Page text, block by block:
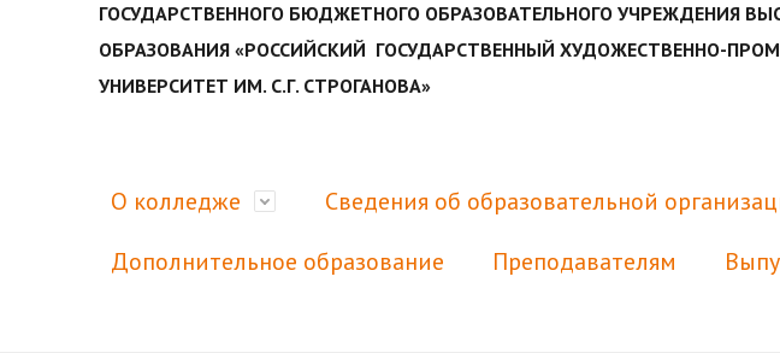
ГОСУДАРСТВЕННОГО БЮДЖЕТНОГО ОБРАЗОВАТЕЛЬНОГО УЧРЕЖДЕНИЯ
ОБРАЗОВАНИЯ «РОССИЙСКИЙ ГОСУДАРСТВЕННЫЙ ХУДОЖЕСТВЕННО-
УНИВЕРСИТЕТ ИМ. С.Г. СТРОГАНОВА»
О колледже Сведения об образовательной
Дополнительное образование Преподавателям